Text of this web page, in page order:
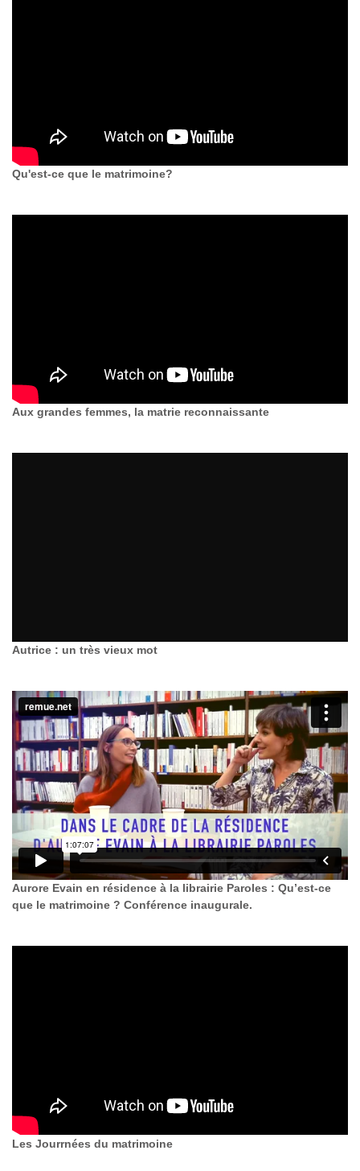
Qu'est-ce que le matrimoine?
Aux grandes femmes, la matrie reconnaissante
Autrice : un très vieux mot
Aurore Evain en résidence à la librairie Paroles : Qu’est-ce
que le matrimoine ? Conférence inaugurale.
Les Jourrnées du matrimoine